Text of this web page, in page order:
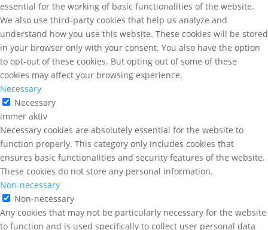
essential for the working of basic functionalities of the website.
We also use third-party cookies that help us analyze and
understand how you use this website. These cookies will be stored
in your browser only with your consent. You also have the option
to opt-out of these cookies. But opting out of some of these
cookies may affect your browsing experience.
Necessary
Necessary
immer aktiv
Necessary cookies are absolutely essential for the website to
function properly. This category only includes cookies that
ensures basic functionalities and security features of the website.
These cookies do not store any personal information.
Non-necessary
Non-necessary
Any cookies that may not be particularly necessary for the website
to function and is used specifically to collect user personal data